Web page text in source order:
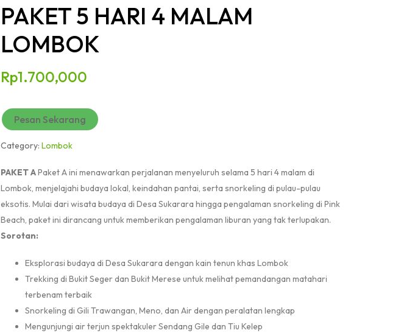
PAKET 5 HARI 4 MALAM
LOMBOK
Rp1.700,000
Pesan Sekarang
Category: Lombok
PAKET APaket A ini menawarkan perjalanan menyeluruh selama 5 hari 4 malam di
Lombok, menjelajahi budaya lokal, keindahan pantai, serta snorkeling di pulau-pulau
eksotis. Mulai dari wisata budaya di Desa Sukarara hingga pengalaman snorkeling di Pink
Beach, paket ini dirancang untuk memberikan pengalaman liburan yang tak terlupakan.
Sorotan:
Eksplorasi budaya di Desa Sukarara dengan kain tenun khas Lombok
Trekking di Bukit Seger dan Bukit Merese untuk melihat pemandangan matahari
terbenam terbaik
Snorkeling di Gili Trawangan, Meno, dan Air dengan peralatan lengkap
Mengunjungi air terjun spektakuler Sendang Gile dan Tiu Kelep